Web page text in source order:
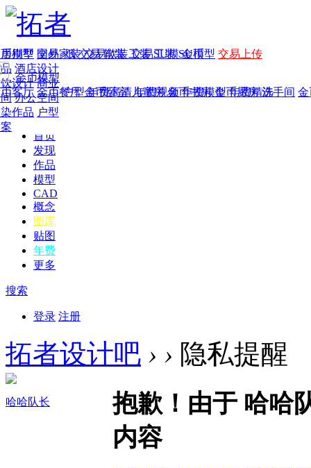
首页
发现
年费 作品 图纸 交易 软装 工装 SU模 金币
年费版块
费图纸 年费户型 年费高清 年费视频 年费模型 年费精选
作品
别墅 国外
酒店设计
设计 商业
办公空间
作品 户型
模型
模型 交易家装 交易软装 交易工装 SU模型 交易上传
金币模型
客厅 金币餐厅 金币卧室 儿童房 金币书房 金币厨房 洗手间 金
CAD
概念
图库
贴图
年费
更多
搜索
登录 注册
拓者设计吧 › › 隐私提醒
哈哈队长
抱歉！由于 哈哈
内容